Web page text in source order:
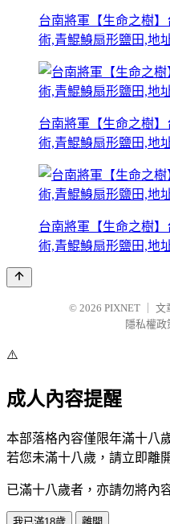
台南將軍【生命之樹
術,青鯤鯓扇形鹽田,地
台南將軍【生命之樹
術,青鯤鯓扇形鹽田,地
台南將軍【生命之樹
術,青鯤鯓扇形鹽田,地
© 2026 PIXNET
文
隱私權政
⚠️
成人內容提醒
本部落格內容僅限年滿十八
若您未滿十八歲，請立即離
已滿十八歲者，亦請勿將內
我已滿18歲 離開